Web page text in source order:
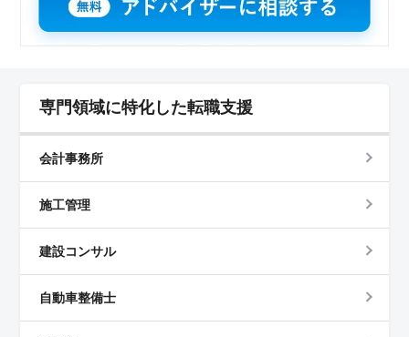
専門領域に特化した転職支援
会計事務所
施工管理
建設コンサル
自動車整備士